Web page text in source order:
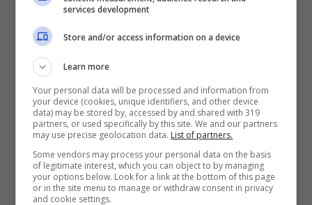
blues trovano il loro punto di riferimento in
qualsiasi città tra il Nord e il Sud del Paese.
Rimini non è da meno e propone tre diverse
tipologie di locali che sono diventati il punto
di ritrovo per gli appassionati di live jazz
riminesi e della provincia.
Ha aperto relativamente da poco, nel 2021,
services development
Store and/or access information on a device
Learn more
Your personal data will be processed and information from
your device (cookies, unique identifiers, and other device
data) may be stored by, accessed by and shared with 319
partners, or used specifically by this site. We and our partners
may use precise geolocation data. List of partners.
Some vendors may process your personal data on the basis
of legitimate interest, which you can object to by managing
your options below. Look for a link at the bottom of this page
or in the site menu to manage or withdraw consent in privacy
and cookie settings.